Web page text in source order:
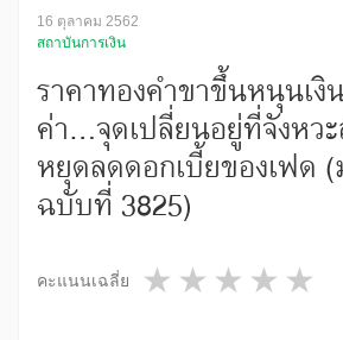
16 ตุลาคม 2562
สถาบันการเงิน
ราคาทองคำขาขึ้นหนุนเงิ
ค่า...จุดเปลี่ยนอยู่ที่จังห
หยุดลดดอกเบี้ยของเฟด (
ฉบับที่ 3825)
คะแนนเฉลี่ย 4
3 stars
2 stars
1 star